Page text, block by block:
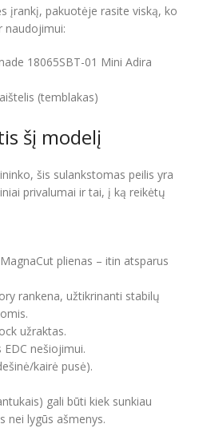
įrankį, pakuotėje rasite viską, ko
naudojimui:
18065SBT-01 Mini Adira
(temblakas)
šį modelį
šis sulankstomas peilis yra
privalumai ir tai, į ką reikėtų
plienas – itin atsparus
rankena, užtikrinanti stabilų
užraktas.
nešiojimui.
kairė pusė).
gali būti kiek sunkiau
nei lygūs ašmenys.